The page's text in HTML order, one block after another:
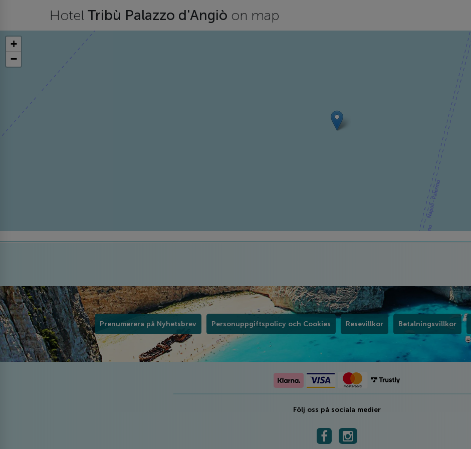
Hotel Tribù Palazzo d'Angiò on map
+
−
Prenumerera på Nyhetsbrev Personuppgiftspolicy och Cookies Resevillkor Betalningsvillkor
Följ oss på sociala medier